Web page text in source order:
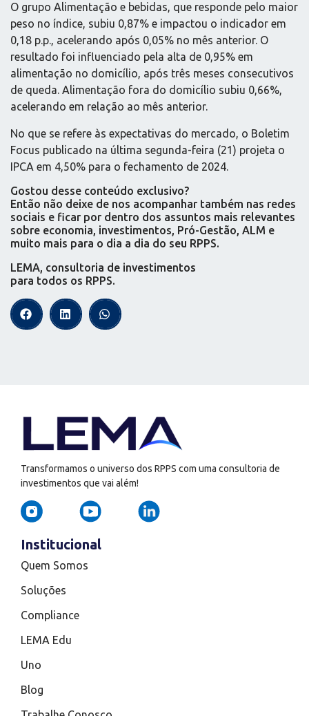
O grupo Alimentação e bebidas, que responde pelo maior
peso no índice, subiu 0,87% e impactou o indicador em
0,18 p.p., acelerando após 0,05% no mês anterior. O
resultado foi influenciado pela alta de 0,95% em
alimentação no domicílio, após três meses consecutivos
de queda. Alimentação fora do domicílio subiu 0,66%,
acelerando em relação ao mês anterior.
No que se refere às expectativas do mercado, o Boletim
Focus publicado na última segunda-feira (21) projeta o
IPCA em 4,50% para o fechamento de 2024.
Gostou desse conteúdo exclusivo?
Então não deixe de nos acompanhar também nas redes
sociais e ficar por dentro dos assuntos mais relevantes
sobre economia, investimentos, Pró-Gestão, ALM e
muito mais para o dia a dia do seu RPPS.
LEMA, consultoria de investimentos
para todos os RPPS.
Transformamos o universo dos RPPS com uma consultoria de
investimentos que vai além!
Institucional
Quem Somos
Soluções
Compliance
LEMA Edu
Uno
Blog